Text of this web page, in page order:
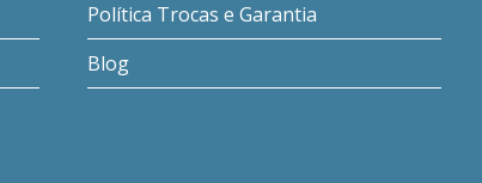
Política Trocas e Garantia
Blog